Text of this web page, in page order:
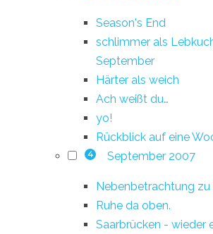
Season's End
schlimmer als
September
Härter als weich
Ach weißt du…
yo!
Rückblick auf eine
4 September 2007
Nebenbetrachtung zu
Ruhe da oben.
Saarbrücken - wieder